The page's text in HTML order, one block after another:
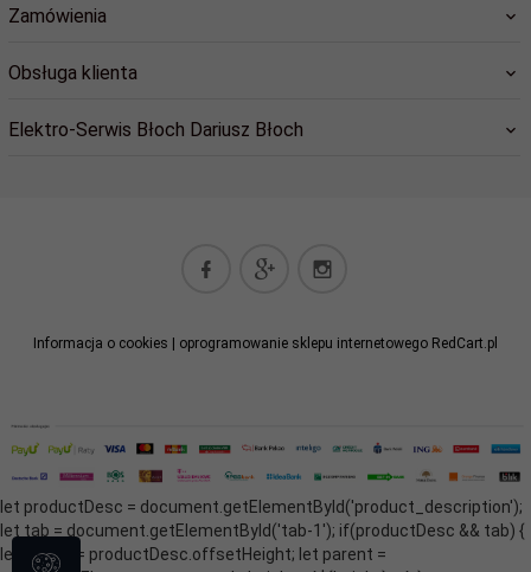
Zamówienia
Obsługa klienta
Elektro-Serwis Błoch Dariusz Błoch
Informacja o cookies oprogramowanie sklepu internetowego RedCart.pl
let productDesc = document.getElementById('product_description');
let tab = document.getElementById('tab-1'); if(productDesc && tab) {
let height = productDesc.offsetHeight; let parent =